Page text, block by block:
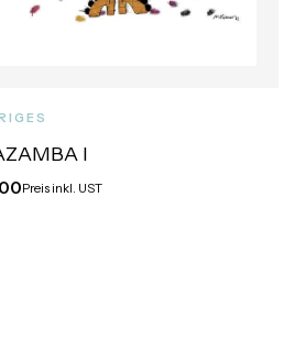
I
Preis inkl. UST